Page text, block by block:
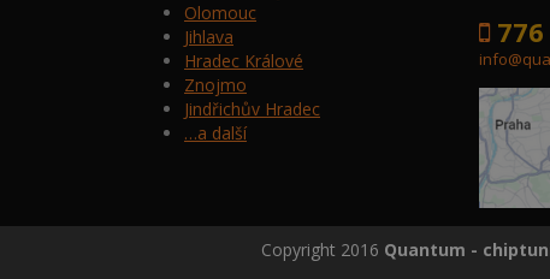
Olomouc
Jihlava
Hradec Králové
Znojmo
Jindřichův Hradec
…a další
Copyright 2016 Quantum -